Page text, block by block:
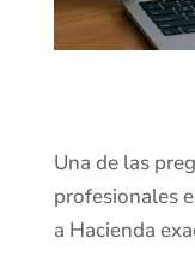
Una de las
profesionales
a Hacienda